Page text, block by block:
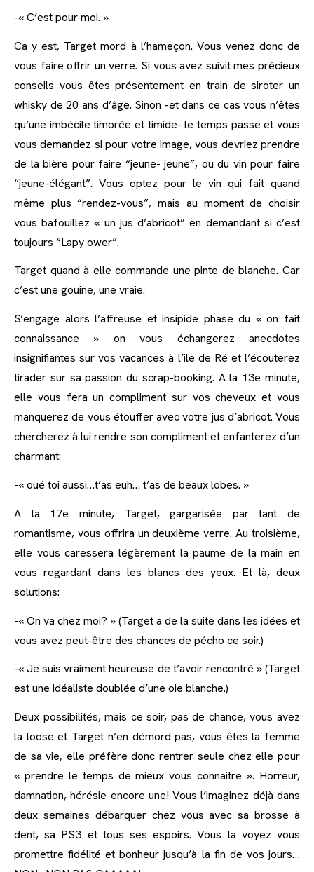
-« C’est pour moi. »
Ca y est, Target mord à l’hameçon. Vous venez donc de
vous faire offrir un verre. Si vous avez suivit mes précieux
conseils vous êtes présentement en train de siroter un
whisky de 20 ans d’âge. Sinon -et dans ce cas vous n’êtes
qu’une imbécile timorée et timide- le temps passe et vous
vous demandez si pour votre image, vous devriez prendre
de la bière pour faire “jeune- jeune”, ou du vin pour faire
“jeune-élégant”. Vous optez pour le vin qui fait quand
même plus “rendez-vous”, mais au moment de choisir
vous bafouillez « un jus d’abricot” en demandant si c’est
toujours “Lapy ower”.
Target quand à elle commande une pinte de blanche. Car
c’est une gouine, une vraie.
S’engage alors l’affreuse et insipide phase du « on fait
connaissance » on vous échangerez anecdotes
insignifiantes sur vos vacances à l’ile de Ré et l’écouterez
tirader sur sa passion du scrap-booking. A la 13e minute,
elle vous fera un compliment sur vos cheveux et vous
manquerez de vous étouffer avec votre jus d’abricot. Vous
chercherez à lui rendre son compliment et enfanterez d’un
charmant:
-« oué toi aussi…t’as euh… t’as de beaux lobes. »
A la 17e minute, Target, gargarisée par tant de
romantisme, vous offrira un deuxième verre. Au troisième,
elle vous caressera légèrement la paume de la main en
vous regardant dans les blancs des yeux. Et là, deux
solutions:
-« On va chez moi? » (Target a de la suite dans les idées et
vous avez peut-être des chances de pécho ce soir.)
-« Je suis vraiment heureuse de t’avoir rencontré » (Target
est une idéaliste doublée d’une oie blanche.)
Deux possibilités, mais ce soir, pas de chance, vous avez
la loose et Target n’en démord pas, vous êtes la femme
de sa vie, elle préfère donc rentrer seule chez elle pour
« prendre le temps de mieux vous connaitre ». Horreur,
damnation, hérésie encore une! Vous l’imaginez déjà dans
deux semaines débarquer chez vous avec sa brosse à
dent, sa PS3 et tous ses espoirs. Vous la voyez vous
promettre fidélité et bonheur jusqu’à la fin de vos jours…